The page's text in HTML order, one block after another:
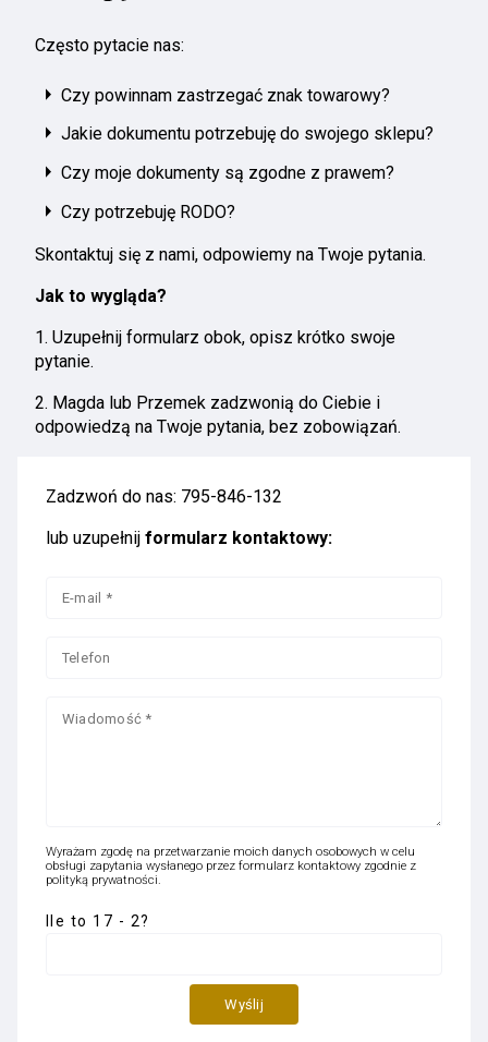
Często pytacie nas:
Czy powinnam zastrzegać znak towarowy?
Jakie dokumentu potrzebuję do swojego sklepu?
Czy moje dokumenty są zgodne z prawem?
Czy potrzebuję RODO?
Skontaktuj się z nami, odpowiemy na Twoje pytania.
Jak to wygląda?
1. Uzupełnij formularz obok, opisz krótko swoje
pytanie.
2. Magda lub Przemek zadzwonią do Ciebie i
odpowiedzą na Twoje pytania, bez zobowiązań.
Zadzwoń do nas: 795-846-132
lub uzupełnij formularz kontaktowy:
Wyrażam zgodę na przetwarzanie moich danych osobowych w celu
obsługi zapytania wysłanego przez formularz kontaktowy zgodnie z
polityką prywatności.
Ile to 17 - 2?